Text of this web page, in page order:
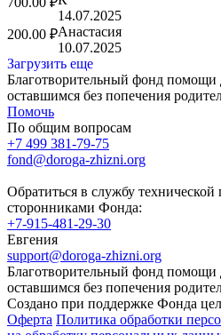
14.07.2025
200.00 ₽Анастасия
10.07.2025
Загрузить еще
Благотворительный фонд помощи
оставшимся без попечения
Помочь
По общим вопросам
+7 499 381-79-75
fond@doroga-zhizni.org
Обратиться в службу
сторонниками Фонда:
+7-915-481-29-30
Евгения
support@doroga-zhizni.org
Благотворительный фонд помощи
оставшимся без попечения
Создано при поддержке Фонда
Оферта Политика обработки